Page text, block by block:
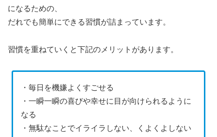
になるための、
だれでも簡単にできる習慣が詰まっています。
習慣を重ねていくと下記のメリットがあります。
・毎日を機嫌よくすごせる
・一瞬一瞬の喜びや幸せに目が向けられるように
なる
・無駄なことでイライラしない、くよくよしない